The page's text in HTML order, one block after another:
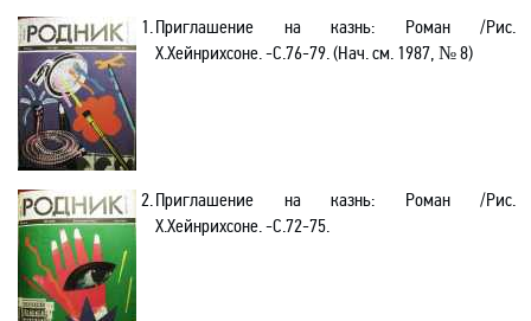
1.Приглашение на казнь: Роман /Рис.
Х.Хейнрихсоне. -C.76-79. (Нач. см. 1987, № 8)
2.Приглашение на казнь: Роман /Рис.
Х.Хейнрихсоне. -C.72-75.